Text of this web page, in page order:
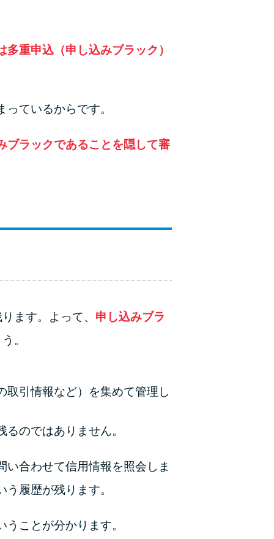
みずほ銀行カードローンの問い合わせ先とシー
重申込（申し込みブラック）
ているからです。
ブラックであることを隠して審
ます。よって、 申し込みブラ
。
引情報など）を集めて管理し
のではありません。
合わせて信用情報を照会しま
履歴が残ります。
ことが分かります。